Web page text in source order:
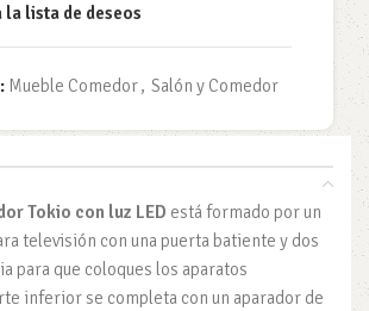
la lista de deseos
Mueble Comedor, Salón y Comedor
Tokio con luz LED está formado por un
televisión con una puerta batiente y dos
para que coloques los aparatos
inferior se completa con un aparador de